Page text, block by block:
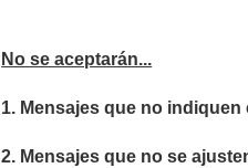
No se aceptarán...
1. Mensajes que no
2. Mensajes que no se